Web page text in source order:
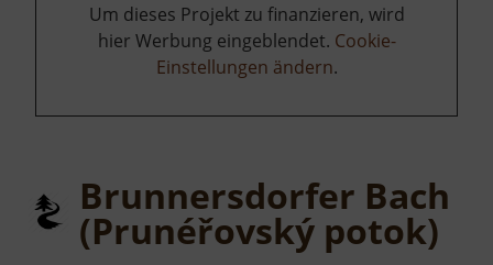
Um dieses Projekt zu finanzieren, wird
hier Werbung eingeblendet. Cookie-
Einstellungen ändern.
Brunnersdorfer Bach
(Prunéřovský potok)